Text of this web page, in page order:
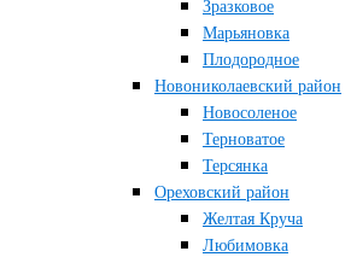
Зразковое
Марьяновка
Плодородное
Новониколаевский район
Новосоленое
Терноватое
Терсянка
Ореховский район
Желтая Круча
Любимовка